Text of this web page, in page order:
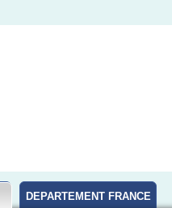
DEPARTEMENT FRANCE